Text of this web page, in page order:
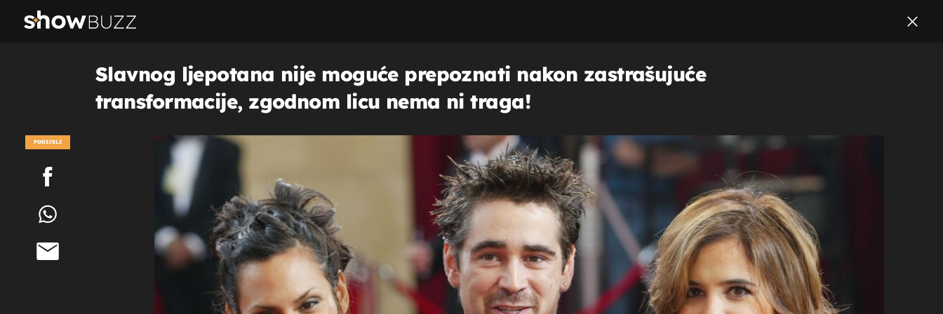
Slavnog ljepotana nije moguće prepoznati nakon zastrašujuće
transformacije, zgodnom licu nema ni traga!
PODIJELI
POGLEDAJ